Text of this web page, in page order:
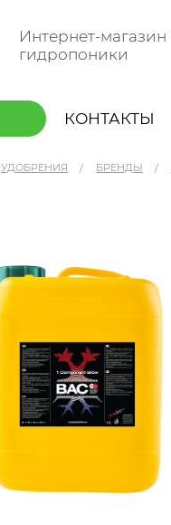
Интернет-магазин
гидропоники
КОНТАКТЫ
УДОБРЕНИЯ БРЕНДЫ